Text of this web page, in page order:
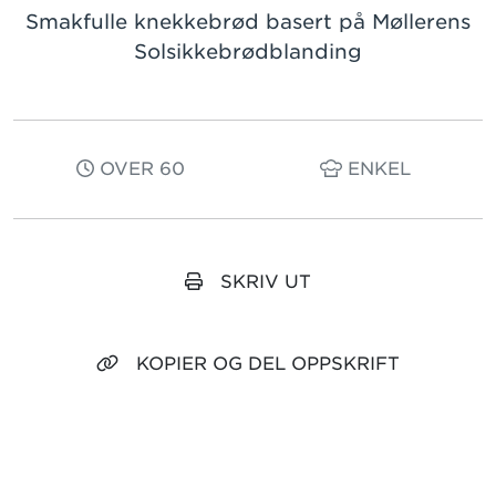
Smakfulle knekkebrød basert på Møllerens
Solsikkebrødblanding
OVER 60 ENKEL
SKRIV UT
KOPIER OG DEL OPPSKRIFT